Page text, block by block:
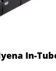
In-